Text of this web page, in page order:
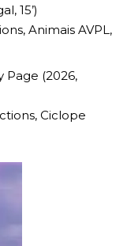
15’)
Animais AVPL,
Page (2026,
Ciclope